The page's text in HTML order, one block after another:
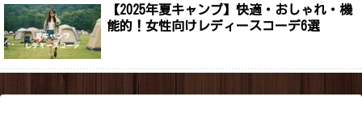
【2025年夏キャンプ】快適・おしゃれ・機
能的！女性向けレディースコーデ6選